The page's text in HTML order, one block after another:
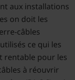
aux installations
on doit les
câbles
ce qui les
rentable pour les
à réouvrir